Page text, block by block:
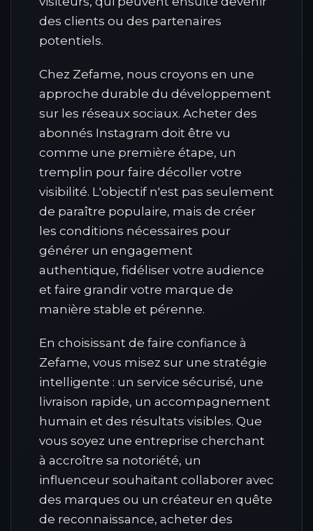
des clients ou des partenaires
potentiels.
Chez Zefame, nous croyons en une
approche durable du développement
sur les réseaux sociaux. Acheter des
abonnés Instagram doit être vu
comme une première étape, un
tremplin pour faire décoller votre
visibilité. L'objectif n'est pas seulement
de paraître populaire, mais de créer
les conditions nécessaires pour
générer un engagement
authentique, fidéliser votre audience
et faire grandir votre marque de
manière stable et pérenne.
En choisissant de faire confiance à
Zefame, vous misez sur une stratégie
intelligente : un service sécurisé, une
livraison rapide, un accompagnement
humain et des résultats visibles. Que
vous soyez une entreprise cherchant
à accroître sa notoriété, un
influenceur souhaitant collaborer avec
des marques ou un créateur en quête
de reconnaissance, acheter des